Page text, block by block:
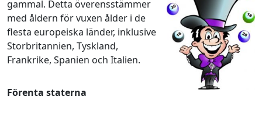
gammal. Detta överensstämmer
med åldern för vuxen ålder i de
flesta europeiska länder, inklusive
Storbritannien, Tyskland,
Frankrike, Spanien och Italien.
Förenta staterna